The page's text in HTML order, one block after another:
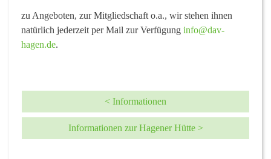
zu Angeboten, zur Mitgliedschaft o.a., wir stehen ihnen
natürlich jederzeit per Mail zur Verfügung info@dav-
hagen.de.
< Informationen
Informationen zur Hagener Hütte >